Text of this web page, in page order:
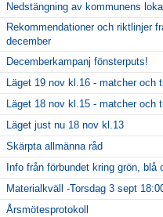
Nedstängning av kommunens
Rekommendationer och riktlinjer
december
Decemberkampanj fönsterputs!
Läget 19 nov kl.16 - matcher och
Läget 18 nov kl.15 - matcher och
Läget just nu 18 nov kl.13
Skärpta allmänna råd
Info från förbundet kring grön, blå
Materialkväll -Torsdag 3 sept
Årsmötesprotokoll